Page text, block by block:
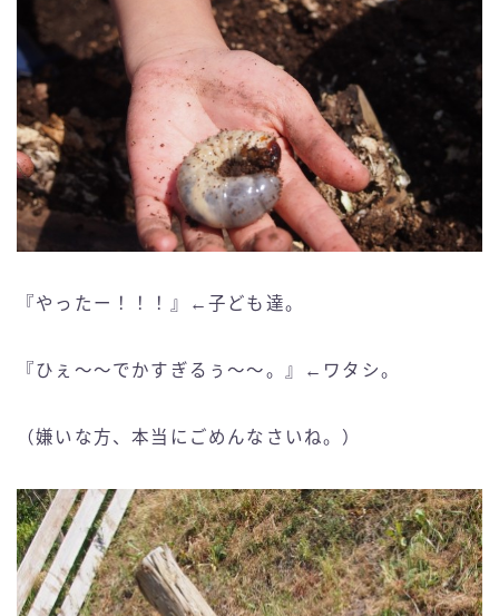
『やったー！！！』←子ども達。
『ひぇ〜〜でかすぎるぅ〜〜。』←ワタシ。
（嫌いな方、本当にごめんなさいね。）